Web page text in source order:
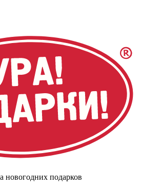
новогодних подарков